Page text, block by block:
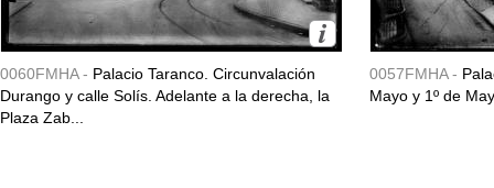
0060FMHA - Palacio Taranco. Circunvalación
Durango y calle Solís. Adelante a la derecha, la
Plaza Zab...
0057FMHA -
Mayo y 1º de